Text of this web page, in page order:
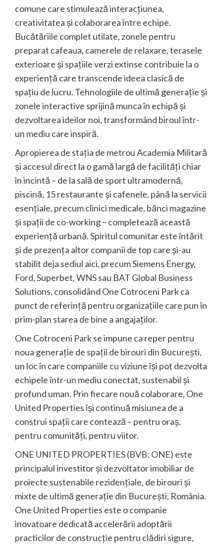
comune care stimulează interacțiunea,
creativitatea și colaborarea între echipe.
Bucătăriile complet utilate, zonele pentru
preparat cafeaua, camerele de relaxare, terasele
exterioare și spațiile verzi extinse contribuie la o
experiență care transcende ideea clasică de
spațiu de lucru. Tehnologiile de ultimă generație și
zonele interactive sprijină munca în echipă și
dezvoltarea ideilor noi, transformând biroul într-
un mediu care inspiră.
Apropierea de stația de metrou Academia Militară
și accesul direct la o gamă largă de facilități chiar
în incintă – de la sală de sport ultramodernă,
piscină, 15 restaurante și cafenele, până la servicii
esențiale, precum clinici medicale, bănci magazine
și spații de co-working – completează această
experiență urbană. Spiritul comunitar este întărit
și de prezența altor companii de top care și-au
stabilit deja sediul aici, precum Siemens Energy,
Ford, Superbet, WNS sau BAT Global Business
Solutions, consolidând One Cotroceni Park ca
punct de referință pentru organizațiile care pun în
prim-plan starea de bine a angajaților.
One Cotroceni Park se impune ca reper pentru
noua generație de spații de birouri din București,
un loc în care companiile cu viziune își pot dezvolta
echipele într-un mediu conectat, sustenabil și
profund uman. Prin fiecare nouă colaborare, One
United Properties își continuă misiunea de a
construi spații care contează – pentru oraș,
pentru comunități, pentru viitor.
ONE UNITED PROPERTIES (BVB: ONE) este
principalul investitor și dezvoltator imobiliar de
proiecte sustenabile rezidențiale, de birouri și
mixte de ultimă generație din București, România.
One United Properties este o companie
inovatoare dedicată accelerării adoptării
practicilor de construcție pentru clădiri sigure,